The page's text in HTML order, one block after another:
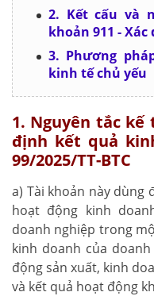
2. Kết cấu và
khoản 911 -
3. Phương
kinh tế chủ yếu
1. Nguyên tắc kế
định kết quả
99/2025/TT-BTC
a) Tài khoản này dùng
hoạt động kinh
doanh nghiệp trong
kinh doanh của
động sản xuất, kinh
và kết quả hoạt động